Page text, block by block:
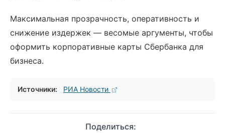
Максимальная прозрачность, оперативность и
снижение издержек — весомые аргументы, чтобы
оформить корпоративные карты Сбербанка для
бизнеса.
Источники: РИА Новости
Поделиться: